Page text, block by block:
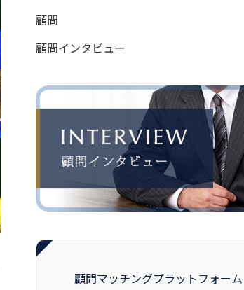
顧問
顧問インタビュー
顧問マッチングプラットフォーム